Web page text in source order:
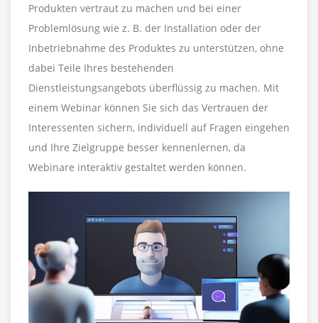
Produkten vertraut zu machen und bei einer
Problemlösung wie z. B. der Installation oder der
Inbetriebnahme des Produktes zu unterstützen, ohne
dabei Teile Ihres bestehenden
Dienstleistungsangebots überflüssig zu machen. Mit
einem Webinar können Sie sich das Vertrauen der
Interessenten sichern, individuell auf Fragen eingehen
und Ihre Zielgruppe besser kennenlernen, da
Webinare interaktiv gestaltet werden können.